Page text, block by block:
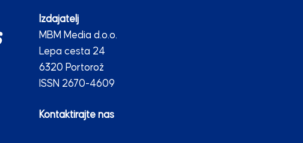
Izdajatelj
MBM Media d.o.o.
Lepa cesta 24
6320 Portorož
ISSN 2670-4609
Kontaktirajte nas